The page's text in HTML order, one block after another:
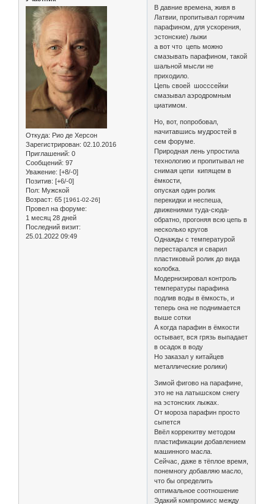
Откуда: Рио де Херсон
Зарегистрирован: 02.10.2016
Приглашений: 0
Сообщений: 97
Уважение: [+8/-0]
Позитив: [+6/-0]
Пол: Мужской
Возраст: 65 [1961-02-26]
Провел на форуме:
1 месяц 28 дней
Последний визит:
25.01.2022 09:49
В давние времена, живя в
Латвии, пропитывал горячим
парафином, для ускорения,
эстонские) лыжи
а вот что цепь можно
смазывать парафином, такой
шальной мысли не
приходило.
Цепь своей шосссейки
смазывал аэродромным
циатимом.
Но, вот, попробовал,
начитавшись мудростей в
сем форуме.
Природная лень упростила
технологию и пропитывал не
снимая цепи кипящем в
ёмкости,
опуская один ролик
перекидки и неспеша,
движениями туда-сюда-
обратно, прогоняя всю цепь в
несколько кругов
Однажды с температурой
перестарался и сварил
пластиковый ролик до вида
колобка.
Модернизировал контроль
температуры парафина
подлив воды в ёмкость, и
теперь она не поднимается
выше сотки
А когда парафин в ёмкости
остывает, вся грязь выпадает
в осадок в воду
Но заказал у китайцев
металлические ролики)
Зимой фигово на парафине,
это не на латышском снегу
на эстонских лыжах.
От мороза парафин просто
сыпется
Ввёл коррекитву методом
пластификации добавлением
машинного масла.
Сейчас, даже в тёплое время,
понемногу добавляю масло,
что бы определить
оптимальное соотношение
Эдакий компромисс между